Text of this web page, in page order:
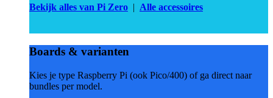
Bekijk alles van Pi Zero | Alle accessoires
Boards & varianten
Kies je type Raspberry Pi (ook Pico/400) of ga direct naar
bundles per model.